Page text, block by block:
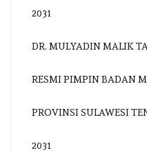
DR. MULYADIN MALIK
RESMI PIMPIN BADAN
PROVINSI SULAWESI
2031